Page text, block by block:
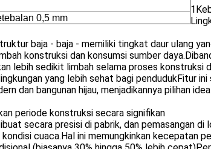
0,5 mm
baja - baja - memiliki tingkat daur ulang
konstruksi dan konsumsi sumber
lebih sedikit limbah selama proses konstruksi
yang lebih sehat bagi pendudukFitur
dan bangunan hijau, menjadikannya pilihan
periode konstruksi secara signifikan
secara presisi di pabrik, dan pemasangan di
cuaca.Hal ini memungkinkan kecepatan